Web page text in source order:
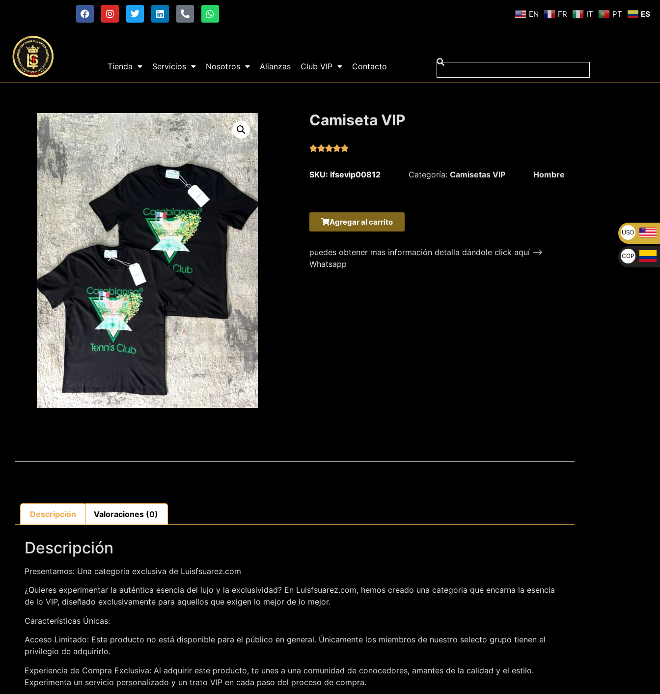
Tienda Servicios Nosotros Alianzas Club VIP Contacto
Camiseta VIP

SKU: lfsevip00812 Categoría: Camisetas VIP Hombre
Agregar al carrito
puedes obtener mas información detalla dándole click aquí –>
Whatsapp
Descripción Valoraciones (0)
Descripción
Presentamos: Una categoria exclusiva de Luisfsuarez.com
¿Quieres experimentar la auténtica esencia del lujo y la exclusividad? En Luisfsuarez.com, hemos creado una categoria que encarna la esencia
de lo VIP, diseñado exclusivamente para aquellos que exigen lo mejor de lo mejor.
Características Únicas:
Acceso Limitado: Este producto no está disponible para el público en general. Únicamente los miembros de nuestro selecto grupo tienen el
privilegio de adquirirlo.
Experiencia de Compra Exclusiva: Al adquirir este producto, te unes a una comunidad de conocedores, amantes de la calidad y el estilo.
Experimenta un servicio personalizado y un trato VIP en cada paso del proceso de compra.
EN FR IT PT ES
USD
U$
COP
$